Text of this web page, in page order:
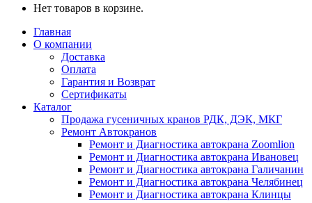
Нет товаров в корзине.
Главная
О компании
Доставка
Оплата
Гарантия и Возврат
Сертификаты
Каталог
Продажа гусеничных кранов РДК, ДЭК, МКГ
Ремонт Автокранов
Ремонт и Диагностика автокрана Zoomlion
Ремонт и Диагностика автокрана Ивановец
Ремонт и Диагностика автокрана Галичанин
Ремонт и Диагностика автокрана Челябинец
Ремонт и Диагностика автокрана Клинцы